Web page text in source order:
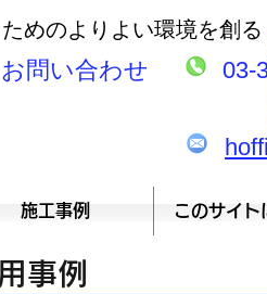
​お問い合わせ 03-
のよりよい環境を創る
施工事例 このサイト
事例